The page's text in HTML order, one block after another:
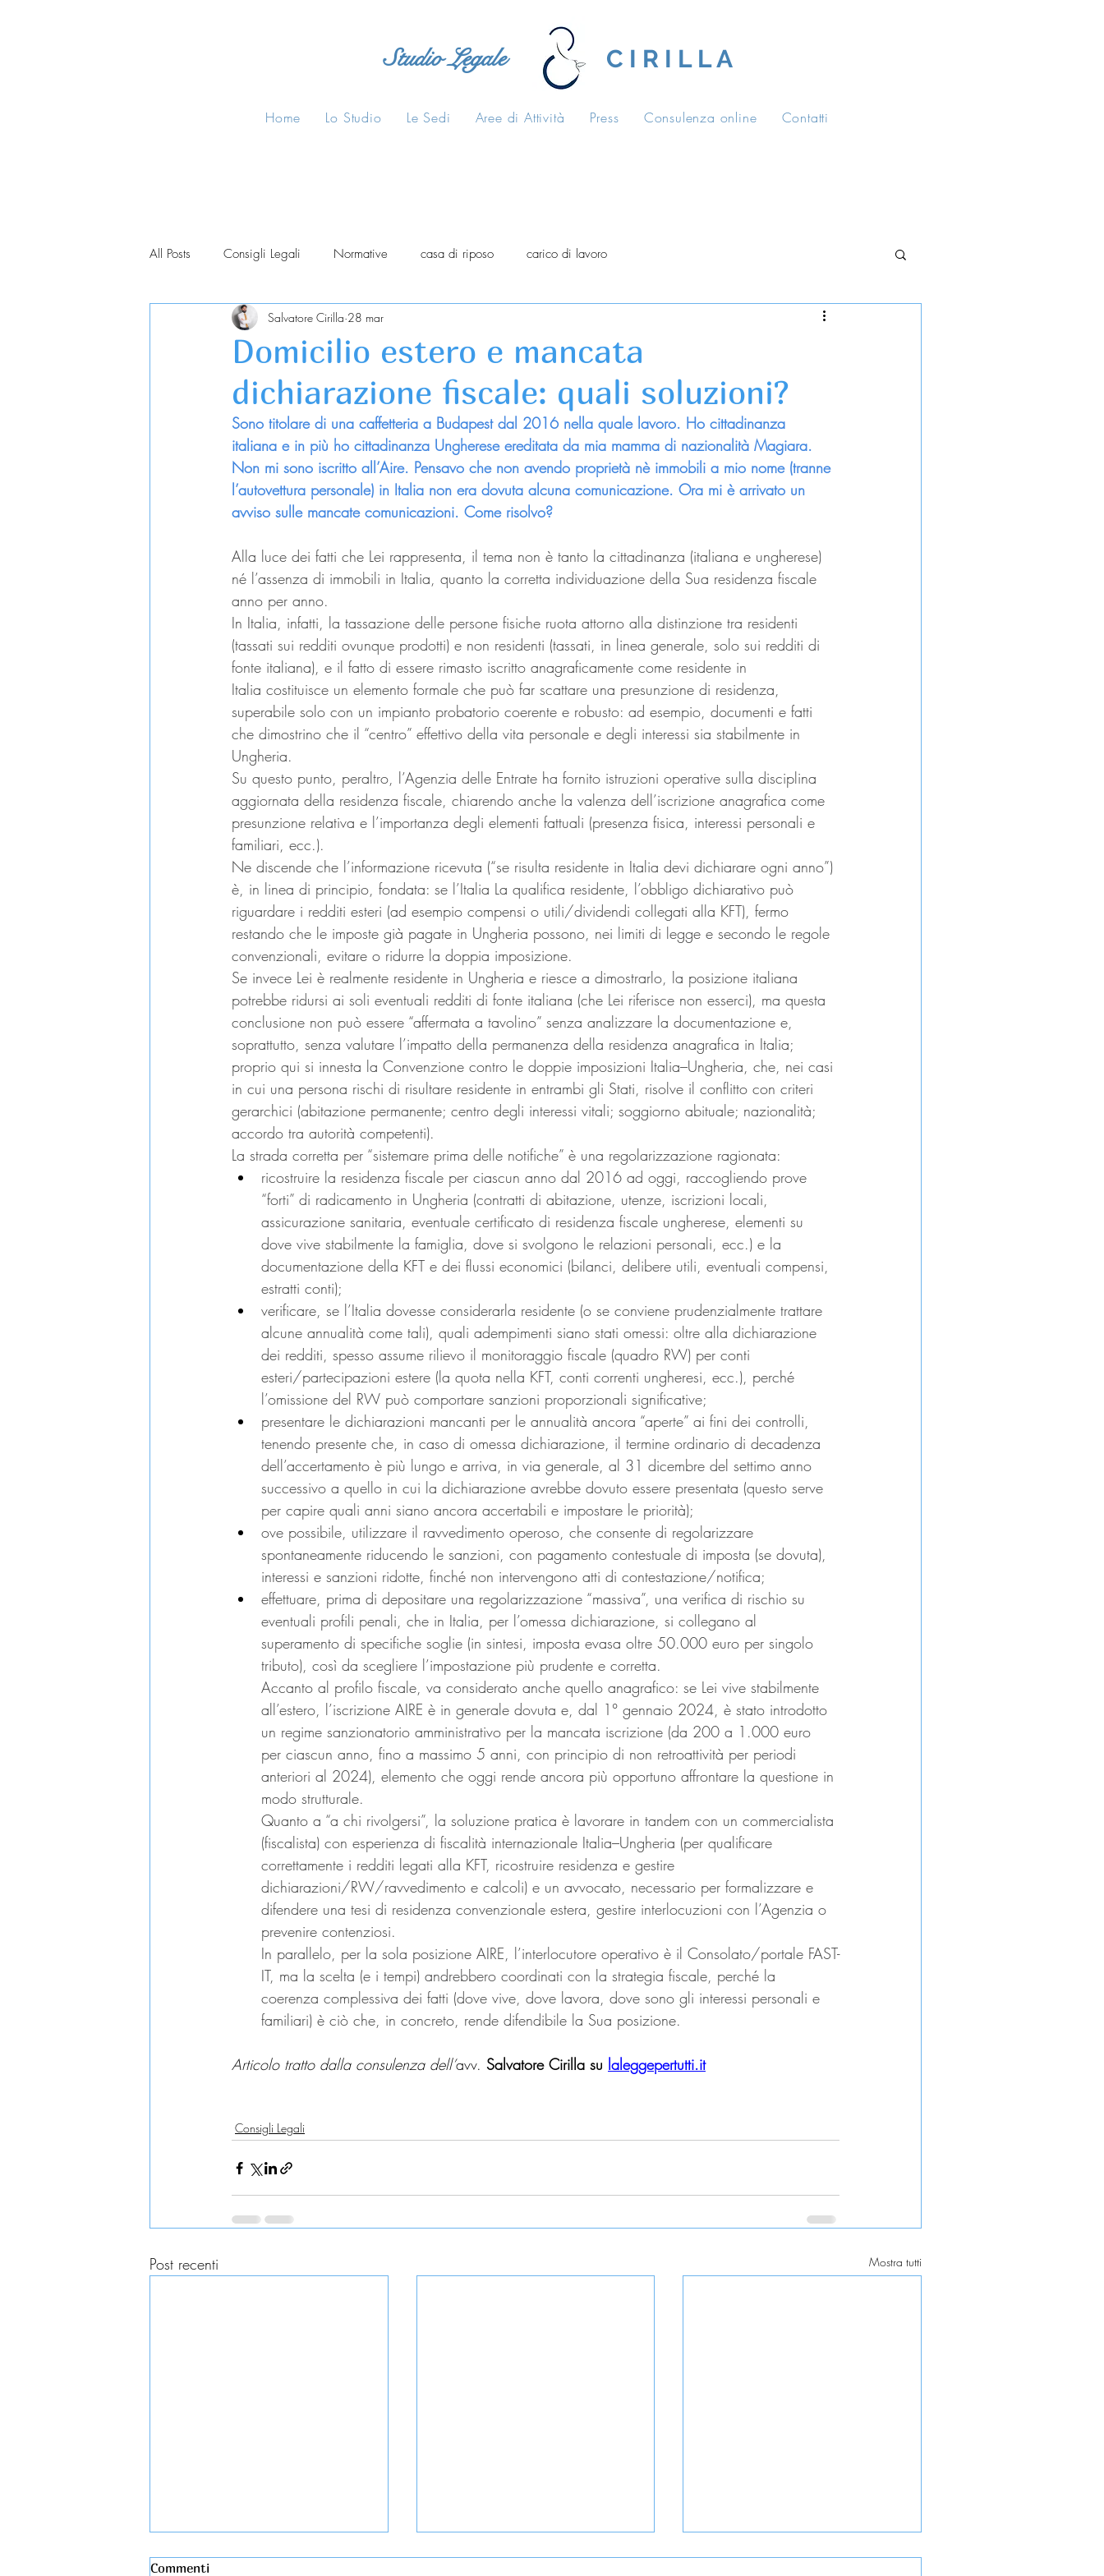
Studio Legale C I R I L L A
Home Lo Studio Le Sedi Aree di Attività Press Consulenza online Contatti
All Posts Consigli Legali Normative casa di riposo carico di lavoro
Domicilio estero e mancata
dichiarazione fiscale: quali soluzioni?
Salvatore Cirilla 28 mar
Sono titolare di una caffetteria a Budapest dal 2016 nella quale lavoro. Ho cittadinanza
italiana e in più ho cittadinanza Ungherese ereditata da mia mamma di nazionalità Magiara.
Non mi sono iscritto all’Aire. Pensavo che non avendo proprietà nè immobili a mio nome (tranne
l’autovettura personale) in Italia non era dovuta alcuna comunicazione. Ora mi è arrivato un
avviso sulle mancate comunicazioni. Come risolvo?
Alla luce dei fatti che Lei rappresenta, il tema non è tanto la cittadinanza (italiana e ungherese)
né l’assenza di immobili in Italia, quanto la corretta individuazione della Sua residenza fiscale
anno per anno.
In Italia, infatti, la tassazione delle persone fisiche ruota attorno alla distinzione tra residenti
(tassati sui redditi ovunque prodotti) e non residenti (tassati, in linea generale, solo sui redditi di
fonte italiana), e il fatto di essere rimasto iscritto anagraficamente come residente in
Italia costituisce un elemento formale che può far scattare una presunzione di residenza,
superabile solo con un impianto probatorio coerente e robusto: ad esempio, documenti e fatti
che dimostrino che il “centro” effettivo della vita personale e degli interessi sia stabilmente in
Ungheria.
Su questo punto, peraltro, l’Agenzia delle Entrate ha fornito istruzioni operative sulla disciplina
aggiornata della residenza fiscale, chiarendo anche la valenza dell’iscrizione anagrafica come
presunzione relativa e l’importanza degli elementi fattuali (presenza fisica, interessi personali e
familiari, ecc.).
Ne discende che l’informazione ricevuta (“se risulta residente in Italia devi dichiarare ogni anno”)
è, in linea di principio, fondata: se l’Italia La qualifica residente, l’obbligo dichiarativo può
riguardare i redditi esteri (ad esempio compensi o utili/dividendi collegati alla KFT), fermo
restando che le imposte già pagate in Ungheria possono, nei limiti di legge e secondo le regole
convenzionali, evitare o ridurre la doppia imposizione.
Se invece Lei è realmente residente in Ungheria e riesce a dimostrarlo, la posizione italiana
potrebbe ridursi ai soli eventuali redditi di fonte italiana (che Lei riferisce non esserci), ma questa
conclusione non può essere “affermata a tavolino” senza analizzare la documentazione e,
soprattutto, senza valutare l’impatto della permanenza della residenza anagrafica in Italia;
proprio qui si innesta la Convenzione contro le doppie imposizioni Italia–Ungheria, che, nei casi
in cui una persona rischi di risultare residente in entrambi gli Stati, risolve il conflitto con criteri
gerarchici (abitazione permanente; centro degli interessi vitali; soggiorno abituale; nazionalità;
accordo tra autorità competenti).
La strada corretta per “sistemare prima delle notifiche” è una regolarizzazione ragionata:
ricostruire la residenza fiscale per ciascun anno dal 2016 ad oggi, raccogliendo prove
“forti” di radicamento in Ungheria (contratti di abitazione, utenze, iscrizioni locali,
assicurazione sanitaria, eventuale certificato di residenza fiscale ungherese, elementi su
dove vive stabilmente la famiglia, dove si svolgono le relazioni personali, ecc.) e la
documentazione della KFT e dei flussi economici (bilanci, delibere utili, eventuali compensi,
estratti conti);
verificare, se l’Italia dovesse considerarla residente (o se conviene prudenzialmente trattare
alcune annualità come tali), quali adempimenti siano stati omessi: oltre alla dichiarazione
dei redditi, spesso assume rilievo il monitoraggio fiscale (quadro RW) per conti
esteri/partecipazioni estere (la quota nella KFT, conti correnti ungheresi, ecc.), perché
l’omissione del RW può comportare sanzioni proporzionali significative;
presentare le dichiarazioni mancanti per le annualità ancora “aperte” ai fini dei controlli,
tenendo presente che, in caso di omessa dichiarazione, il termine ordinario di decadenza
dell’accertamento è più lungo e arriva, in via generale, al 31 dicembre del settimo anno
successivo a quello in cui la dichiarazione avrebbe dovuto essere presentata (questo serve
per capire quali anni siano ancora accertabili e impostare le priorità);
ove possibile, utilizzare il ravvedimento operoso, che consente di regolarizzare
spontaneamente riducendo le sanzioni, con pagamento contestuale di imposta (se dovuta),
interessi e sanzioni ridotte, finché non intervengono atti di contestazione/notifica;
effettuare, prima di depositare una regolarizzazione “massiva”, una verifica di rischio su
eventuali profili penali, che in Italia, per l’omessa dichiarazione, si collegano al
superamento di specifiche soglie (in sintesi, imposta evasa oltre 50.000 euro per singolo
tributo), così da scegliere l’impostazione più prudente e corretta.
Accanto al profilo fiscale, va considerato anche quello anagrafico: se Lei vive stabilmente
all’estero, l’iscrizione AIRE è in generale dovuta e, dal 1° gennaio 2024, è stato introdotto
un regime sanzionatorio amministrativo per la mancata iscrizione (da 200 a 1.000 euro
per ciascun anno, fino a massimo 5 anni, con principio di non retroattività per periodi
anteriori al 2024), elemento che oggi rende ancora più opportuno affrontare la questione in
modo strutturale.
Quanto a “a chi rivolgersi”, la soluzione pratica è lavorare in tandem con un commercialista
(fiscalista) con esperienza di fiscalità internazionale Italia–Ungheria (per qualificare
correttamente i redditi legati alla KFT, ricostruire residenza e gestire
dichiarazioni/RW/ravvedimento e calcoli) e un avvocato, necessario per formalizzare e
difendere una tesi di residenza convenzionale estera, gestire interlocuzioni con l’Agenzia o
prevenire contenziosi.
In parallelo, per la sola posizione AIRE, l’interlocutore operativo è il Consolato/portale FAST-
IT, ma la scelta (e i tempi) andrebbero coordinati con la strategia fiscale, perché la
coerenza complessiva dei fatti (dove vive, dove lavora, dove sono gli interessi personali e
familiari) è ciò che, in concreto, rende difendibile la Sua posizione.
Articolo tratto dalla consulenza dell’avv. Salvatore Cirilla su laleggepertutti.it
Consigli Legali
Post recenti Mostra tutti
Commenti